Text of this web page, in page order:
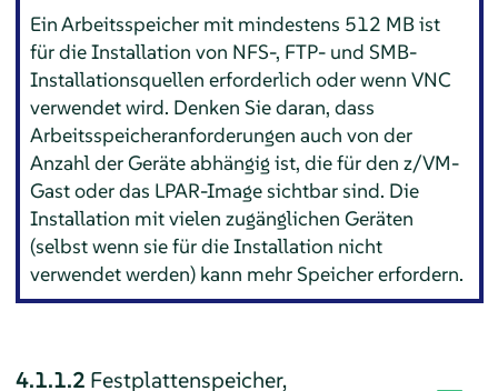
Ein Arbeitsspeicher mit mindestens 512 MB ist
für die Installation von NFS-, FTP- und SMB-
Installationsquellen erforderlich oder wenn VNC
verwendet wird. Denken Sie daran, dass
Arbeitsspeicheranforderungen auch von der
Anzahl der Geräte abhängig ist, die für den z/VM-
Gast oder das LPAR-Image sichtbar sind. Die
Installation mit vielen zugänglichen Geräten
(selbst wenn sie für die Installation nicht
verwendet werden) kann mehr Speicher erfordern.
4.1.1.2 Festplattenspeicher,